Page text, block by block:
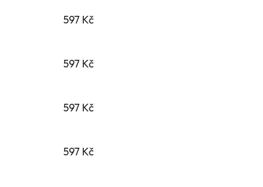
597 Kč
597 Kč
597 Kč
597 Kč